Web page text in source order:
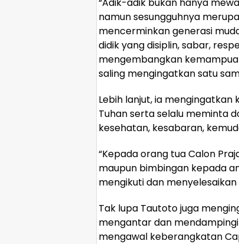
namun sesungguhnya
mencerminkan generasi
didik yang disiplin, sabar,
mengembangkan
saling mengingatkan satu
Lebih lanjut, ia mengingatkan
Tuhan serta selalu meminta
kesehatan, kesabaran,
“Kepada orang tua Calon
maupun bimbingan kepada
mengikuti dan
Tak lupa Tautoto juga
mengantar dan
mengawal keberangkatan